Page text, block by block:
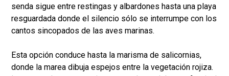
senda sigue entre restingas y albardones hasta una playa
resguardada donde el silencio sólo se interrumpe con los
cantos sincopados de las aves marinas.
Esta opción conduce hasta la marisma de salicornias,
donde la marea dibuja espejos entre la vegetación rojiza.